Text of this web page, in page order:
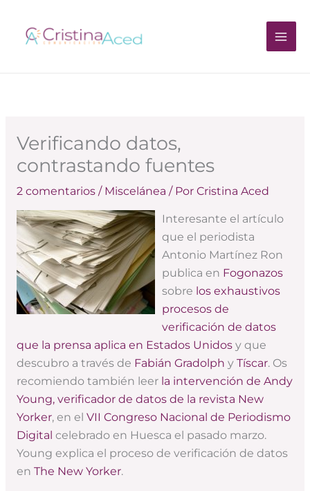
contenido
Verificando datos,
contrastando fuentes
2 comentarios / Miscelánea / Por Cristina Aced
Interesante el artículo
que el periodista
Antonio Martínez Ron
publica en Fogonazos
sobre los exhaustivos
procesos de
verificación de datos
que la prensa aplica en Estados Unidosy que
descubro a través de Fabián Gradolph y Tíscar. Os
recomiendo también leer la intervención de Andy
Young, verificador de datos de la revista New
Yorker, en el VII Congreso Nacional de Periodismo
Digital celebrado en Huesca el pasado marzo.
Young explica el proceso de verificación de datos
en The New Yorker.